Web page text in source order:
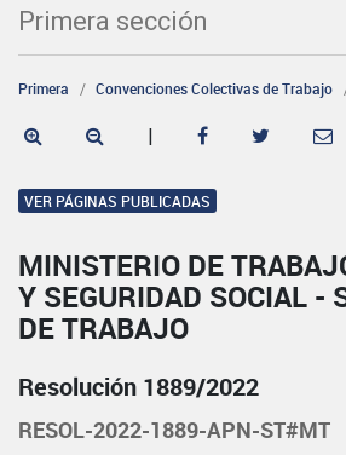
Primera sección
Primera Convenciones Colectivas de Trabajo
|
VER PÁGINAS PUBLICADAS
MINISTERIO DE
Y SEGURIDAD SOCIAL -
DE TRABAJO
Resolución 1889/2022
RESOL-2022-1889-APN-ST#MT